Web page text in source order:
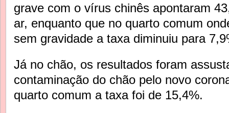
grave com o vírus chinês apontaram
ar, enquanto que no quarto comum
sem gravidade a taxa diminuiu para
Já no chão, os resultados foram
contaminação do chão pelo novo
quarto comum a taxa foi de 15,4%.